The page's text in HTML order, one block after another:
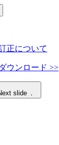
正について
ウンロード >>
slide